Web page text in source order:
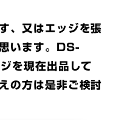
、又はエッジを張
います。DS-
を現在出品して
の方は是非ご検討